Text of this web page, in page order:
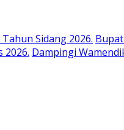
Sidang 2026.
2026. Dampingi